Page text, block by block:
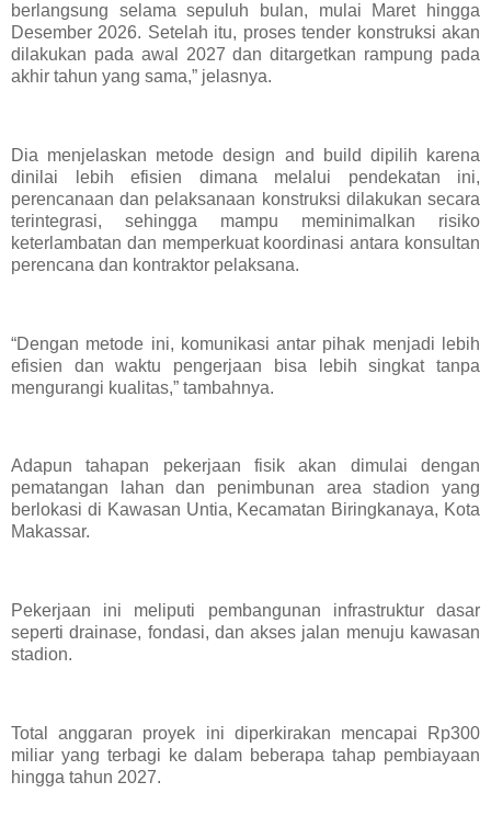
berlangsung selama sepuluh bulan, mulai Maret hingga
Desember 2026. Setelah itu, proses tender konstruksi akan
dilakukan pada awal 2027 dan ditargetkan rampung pada
akhir tahun yang sama,” jelasnya.
Dia menjelaskan metode design and build dipilih karena
dinilai lebih efisien dimana melalui pendekatan ini,
perencanaan dan pelaksanaan konstruksi dilakukan secara
terintegrasi, sehingga mampu meminimalkan risiko
keterlambatan dan memperkuat koordinasi antara konsultan
perencana dan kontraktor pelaksana.
“Dengan metode ini, komunikasi antar pihak menjadi lebih
efisien dan waktu pengerjaan bisa lebih singkat tanpa
mengurangi kualitas,” tambahnya.
Adapun tahapan pekerjaan fisik akan dimulai dengan
pematangan lahan dan penimbunan area stadion yang
berlokasi di Kawasan Untia, Kecamatan Biringkanaya, Kota
Makassar.
Pekerjaan ini meliputi pembangunan infrastruktur dasar
seperti drainase, fondasi, dan akses jalan menuju kawasan
stadion.
Total anggaran proyek ini diperkirakan mencapai Rp300
miliar yang terbagi ke dalam beberapa tahap pembiayaan
hingga tahun 2027.